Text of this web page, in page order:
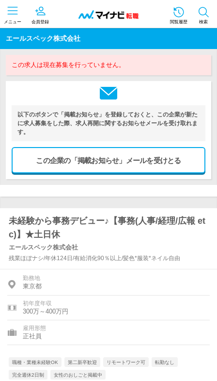
メニュー 会員登録 閲覧履歴 検索
エールスペック株式会社
この求人は現在募集を行っていません。
以下のボタンで「掲載お知らせ」を登録しておくと、この企業が新た
に求人募集をした際、求人再開に関するお知らせメールを受け取れま
す。
この企業の「掲載お知らせ」メールを受けとる
未経験から事務デビュー♪【事務(人事/経理/広報 et
c)】★土日休
エールスペック株式会社
残業ほぼナシ/年休124日/有給消化90％以上/髪色*服装*ネイル自由
勤務地
東京都
初年度年収
300万～400万円
雇用形態
正社員
職種・業種未経験OK 第二新卒歓迎 リモートワーク可 転勤なし
完全週休2日制 女性のおしごと掲載中